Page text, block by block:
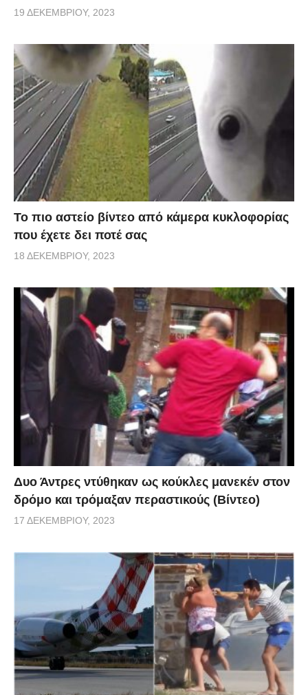
19 ΔΕΚΕΜΒΡΊΟΥ, 2023
Το πιο αστείο βίντεο από κάμερα κυκλοφορίας
που έχετε δει ποτέ σας
18 ΔΕΚΕΜΒΡΊΟΥ, 2023
Δυο Άντρες ντύθηκαν ως κούκλες μανεκέν στον
δρόμο και τρόμαξαν περαστικούς (Βίντεο)
17 ΔΕΚΕΜΒΡΊΟΥ, 2023